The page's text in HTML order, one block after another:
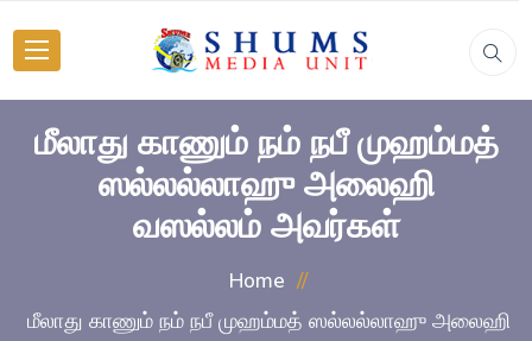
மீலாது காணும் நம் நபீ முஹம்மத்
ஸல்லல்லாஹு அலைஹி
வஸல்லம் அவர்கள்
Home
மீலாது காணும் நம் நபீ முஹம்மத் ஸல்லல்லாஹு அலைஹி